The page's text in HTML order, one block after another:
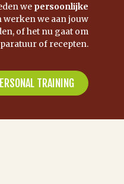
we persoonlijke
werken we aan jouw
of het nu gaat om
of recepten.
TRAINING